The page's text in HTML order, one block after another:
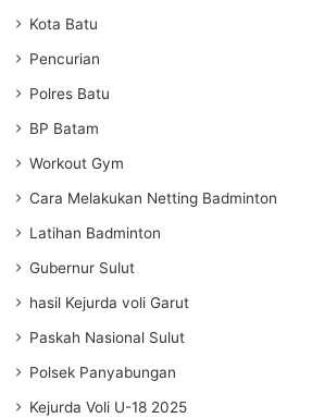
Kota Batu
Pencurian
Polres Batu
BP Batam
Workout Gym
Cara Melakukan Netting Badminton
Latihan Badminton
Gubernur Sulut
hasil Kejurda voli Garut
Paskah Nasional Sulut
Polsek Panyabungan
Kejurda Voli U-18 2025